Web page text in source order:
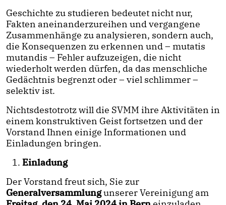
Geschichte zu studieren bedeutet nicht nur,
Fakten aneinanderzureihen und vergangene
Zusammenhänge zu analysieren, sondern auch,
die Konsequenzen zu erkennen und – mutatis
mutandis – Fehler aufzuzeigen, die nicht
wiederholt werden dürfen, da das menschliche
Gedächtnis begrenzt oder – viel schlimmer –
selektiv ist.
Nichtsdestotrotz will die SVMM ihre Aktivitäten in
einem konstruktiven Geist fortsetzen und der
Vorstand Ihnen einige Informationen und
Einladungen bringen.
Einladung
Der Vorstand freut sich, Sie zur
Generalversammlungunserer Vereinigung am